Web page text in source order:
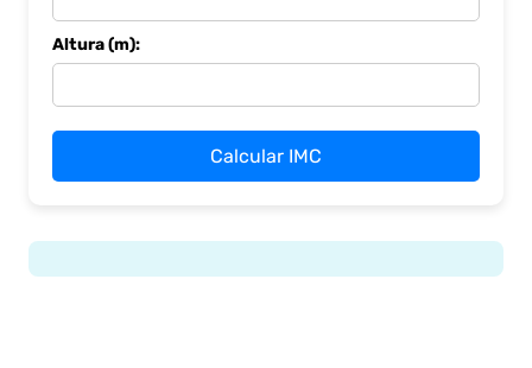
Altura (m):
Calcular IMC